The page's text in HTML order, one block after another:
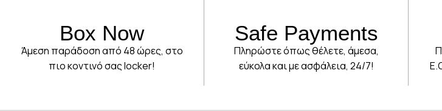
Box Now
Άμεση παράδοση από 48 ώρες, στο
πιο κοντινό σας locker!
Safe Payments
Πληρώστε όπως θέλετε, άμεσα,
εύκολα και με ασφάλεια, 24/7!